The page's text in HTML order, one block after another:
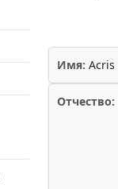
Имя: Acris
Отчество: